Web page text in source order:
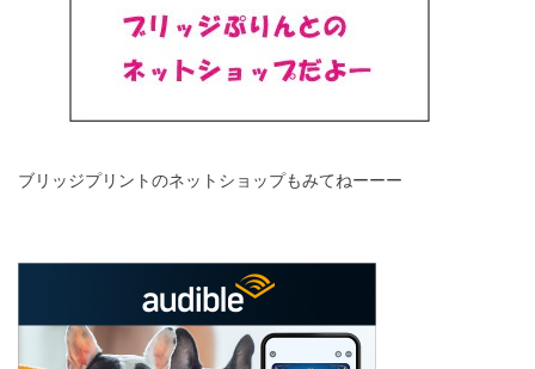
ブリッジプリントのネットショップもみてねーーー